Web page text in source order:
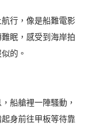
行，像是船難電影
眠，感受到海岸拍
的。
船艙裡一陣騷動，
身前往甲板等待靠